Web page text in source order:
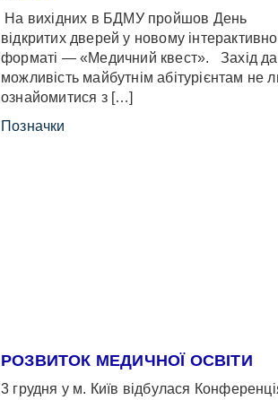
На вихідних в БДМУ пройшов День
відкритих дверей у новому
форматі — «Медичний квест». Захід
можливість майбутнім абітурієнтам не
ознайомитися з […]
Позначки
РОЗВИТОК МЕДИЧНОЇ ОСВІТИ
3 грудня у м. Київ відбулася